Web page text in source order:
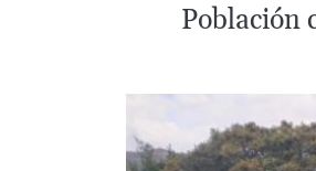
Población